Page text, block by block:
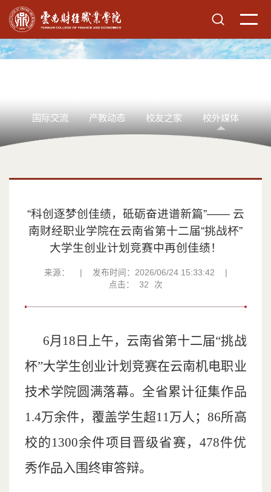
国际交流 产教动态 校友之家 校外媒体
“科创逐梦创佳绩，砥砺奋进谱新篇”—— 云
南财经职业学院在云南省第十二届“挑战杯”
大学生创业计划竞赛中再创佳绩！
来源： 发布时间：2026/06/24 15:33:42
点击：
32 次
6月18日上午，云南省第十二届“挑战
杯”大学生创业计划竞赛在云南机电职业
技术学院圆满落幕。全省累计征集作品
1.4万余件，覆盖学生超11万人；86所高
校的1300余件项目晋级省赛，478件优
秀作品入围终审答辩。